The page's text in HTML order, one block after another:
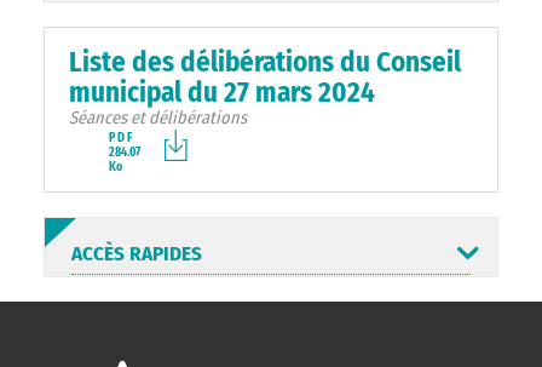
Liste des délibérations du Conseil
municipal du 27 mars 2024
Séances et délibérations
PDF
284.07
Ko
ACCÈS RAPIDES